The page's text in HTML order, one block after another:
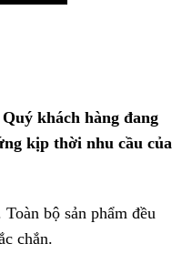
khách hàng đang
kịp thời nhu cầu của
bộ sản phẩm đều
chắn.